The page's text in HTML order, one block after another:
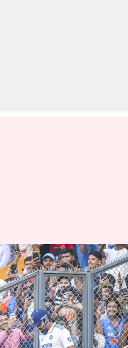
నేటి నుంచి
రానున్న
2025 01:20 pm